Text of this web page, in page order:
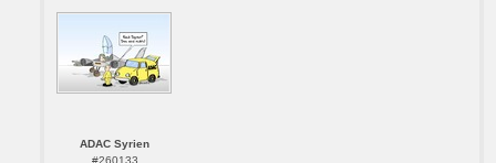
ADAC Syrien
#260133